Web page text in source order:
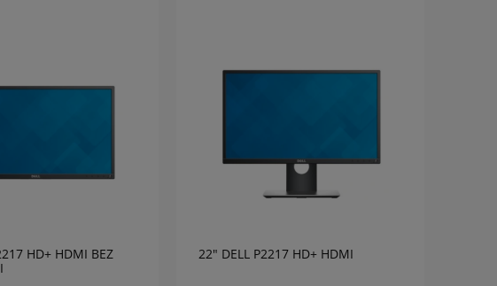
HD+ HDMI BEZ
22" DELL P2217 HD+ HDMI